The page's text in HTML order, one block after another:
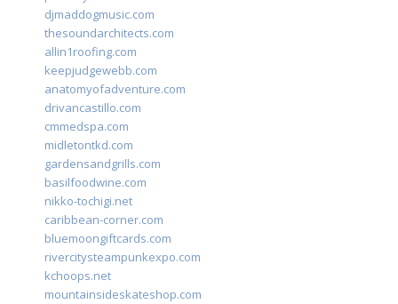
djmaddogmusic.com
thesoundarchitects.com
allin1roofing.com
keepjudgewebb.com
anatomyofadventure.com
drivancastillo.com
cmmedspa.com
midletontkd.com
gardensandgrills.com
basilfoodwine.com
nikko-tochigi.net
caribbean-corner.com
bluemoongiftcards.com
rivercitysteampunkexpo.com
kchoops.net
mountainsideskateshop.com